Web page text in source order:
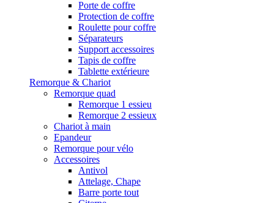
Porte de coffre
Protection de coffre
Roulette pour coffre
Séparateurs
Support accessoires
Tapis de coffre
Tablette extérieure
Remorque & Chariot
Remorque quad
Remorque 1 essieu
Remorque 2 essieux
Chariot à main
Epandeur
Remorque pour vélo
Accessoires
Antivol
Attelage, Chape
Barre porte tout